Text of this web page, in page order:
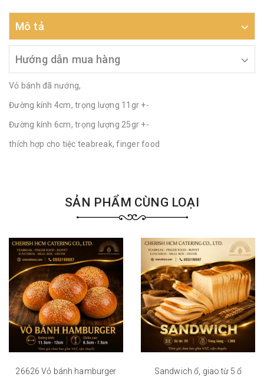
Mô tả
Hướng dẫn mua hàng
Vỏ bánh đã nướng,
Đường kính 4cm, trọng lượng 11gr +-
Đường kính 6cm, trọng lượng 25gr +-
thích hợp cho tiệc teabreak, finger food
SẢN PHẨM CÙNG LOẠI
26626 Vỏ bánh hamburger
Sandwich ổ, giao từ 5 ổ